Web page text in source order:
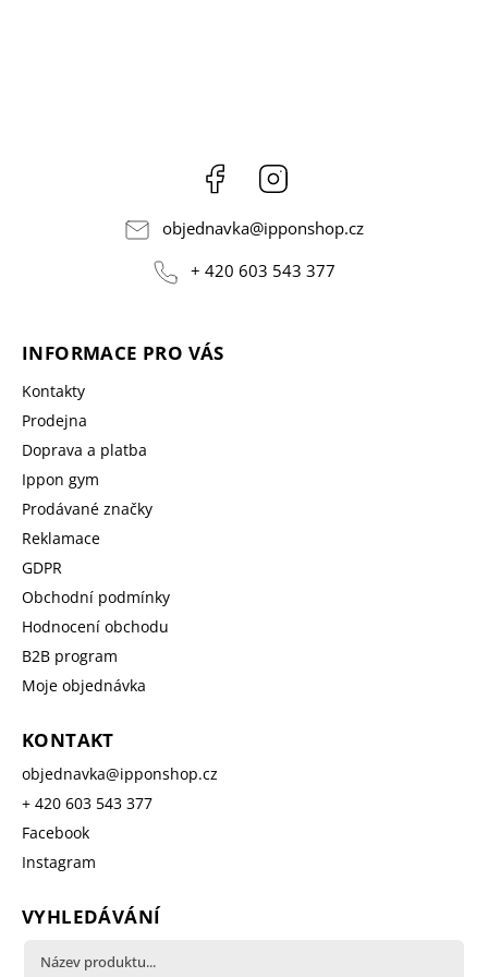
Facebook
objednavka@ipponshop.cz
+ 420 603 543 377
INFORMACE PRO VÁS
Kontakty
Prodejna
Doprava a platba
Ippon gym
Prodávané značky
Reklamace
GDPR
Obchodní podmínky
Hodnocení obchodu
B2B program
Moje objednávka
KONTAKT
objednavka@ipponshop.cz
+ 420 603 543 377
Facebook
Instagram
VYHLEDÁVÁNÍ